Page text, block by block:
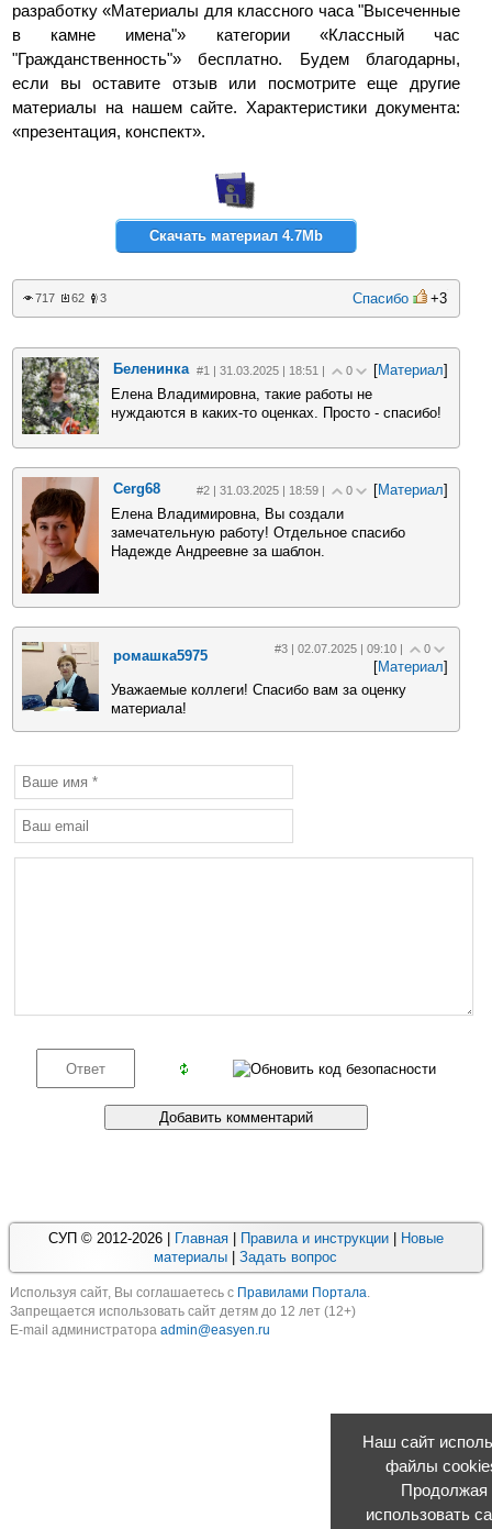
разработку «Материалы для классного часа "Высеченные
в камне имена"» категории «Классный час
"Гражданственность"» бесплатно. Будем благодарны,
если вы оставите отзыв или посмотрите еще другие
материалы на нашем сайте. Характеристики документа:
«презентация, конспект».
Скачать материал 4.7Mb
717 62 3 Спасибо +3
Беленинка #1 | 31.03.2025 | 18:51 | 0 [Материал]
Елена Владимировна, такие работы не
нуждаются в каких-то оценках. Просто - спасибо!
Cerg68 #2 | 31.03.2025 | 18:59 | 0 [Материал]
Елена Владимировна, Вы создали
замечательную работу! Отдельное спасибо
Надежде Андреевне за шаблон.
ромашка5975 #3 | 02.07.2025 | 09:10 | 0
[Материал]
Уважаемые коллеги! Спасибо вам за оценку
материала!
СУП © 2012-2026 | Главная| Правила и инструкции|
Новые
материалы |Задать вопрос
Используя cайт, Вы соглашаетесь с Правилами Портала.
Запрещается использовать сайт детям до 12 лет (12+)
E-mail администратора admin@easyen.ru
Наш сайт
файлы
Продолжая
использовать